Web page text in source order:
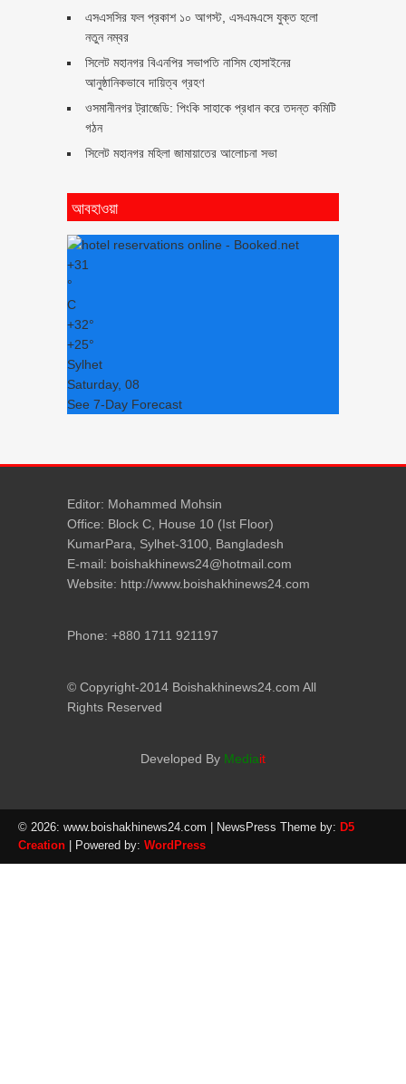
এসএসসির ফল প্রকাশ ১০ আগস্ট, এসএমএসে যুক্ত হলো
নতুন নম্বর
সিলেট মহানগর বিএনপির সভাপতি নাসিম হোসাইনের
আনুষ্ঠানিকভাবে দায়িত্ব গ্রহণ
ওসমানীনগর ট্রাজেডি: পিংকি সাহাকে প্রধান করে তদন্ত কমিটি
গঠন
সিলেট মহানগর মহিলা জামায়াতের আলোচনা সভা
আবহাওয়া
+31
°
C
+32°
+25°
Sylhet
Saturday, 08
See 7-Day Forecast
Editor: Mohammed Mohsin
Office: Block C, House 10 (Ist Floor)
KumarPara, Sylhet-3100, Bangladesh
E-mail: boishakhinews24@hotmail.com
Website: http://www.boishakhinews24.com
Phone: +880 1711 921197
© Copyright-2014 Boishakhinews24.com All
Rights Reserved
Developed By Mediait
© 2026: www.boishakhinews24.com | NewsPress Theme by: D5
Creation | Powered by: WordPress